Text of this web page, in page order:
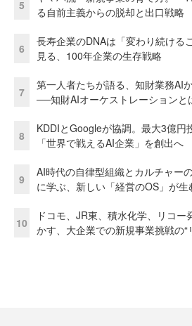
5
る自前主義からの脱却と出口戦略
6
長寿企業のDNAは「変わり続ける
見る、100年企業の生存戦略
7
第一人者たちが語る、知財業務AI
──知財AIオーケストレーションと
8
KDDIとGoogleが協調。最大3億円
「世界で戦えるAI企業」を創出へ
9
AI時代の自律型組織とカルチャー
に学ぶ、新しい「経営のOS」が
10
ドコモ、JR東、積水化学、リコ
かす、大企業での新規事業挑戦の“